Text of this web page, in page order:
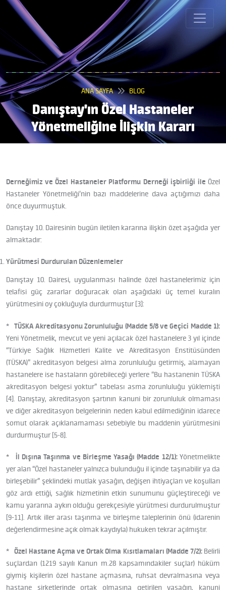
ANA SAYFA BLOG
Danıştay'ın Özel Hastaneler
Yönetmeliğine İlişkin Kararı
Derneğimiz ve Özel Hastaneler Platformu Derneği işbirliği ile Özel
Hastaneler Yönetmeliği’nin bazı maddelerine dava açtığımızı daha
önce duyurmuştuk.
Danıştay 10. Dairesinin bugün iletilen kararına ilişkin özet aşağıda yer
almaktadır:
Yürütmesi Durdurulan Düzenlemeler
Danıştay 10. Dairesi, uygulanması halinde özel hastanelerimiz için
telafisi güç zararlar doğuracak olan aşağıdaki üç temel kuralın
yürütmesini oy çokluğuyla durdurmuştur [3]:
* TÜSKA Akreditasyonu Zorunluluğu (Madde 5/8 ve Geçici Madde 1):
Yeni Yönetmelik, mevcut ve yeni açılacak özel hastanelere 3 yıl içinde
“Türkiye Sağlık Hizmetleri Kalite ve Akreditasyon Enstitüsünden
(TÜSKA)” akreditasyon belgesi alma zorunluluğu getirmiş, alamayan
hastanelere ise hastaların görebileceği yerlere “Bu hastanenin TÜSKA
akreditasyon belgesi yoktur” tabelası asma zorunluluğu yüklemişti
[4]. Danıştay, akreditasyon şartının kanuni bir zorunluluk olmaması
ve diğer akreditasyon belgelerinin neden kabul edilmediğinin idarece
somut olarak açıklanamaması sebebiyle bu maddenin yürütmesini
durdurmuştur [5-8].
* İl Dışına Taşınma ve Birleşme Yasağı (Madde 12/1):Yönetmelikte
yer alan “Özel hastaneler yalnızca bulunduğu il içinde taşınabilir ya da
birleşebilir” şeklindeki mutlak yasağın, değişen ihtiyaçları ve koşulları
göz ardı ettiği, sağlık hizmetinin etkin sunumunu güçleştireceği ve
kamu yararına aykırı olduğu gerekçesiyle yürütmesi durdurulmuştur
[9-11]. Artık iller arası taşınma ve birleşme taleplerinin önü (idarenin
değerlendirmesine açık olmak kaydıyla) hukuken tekrar açılmıştır.
* Özel Hastane Açma ve Ortak Olma Kısıtlamaları (Madde 7/2):Belirli
suçlardan (1219 sayılı Kanun m.28 kapsamındakiler suçlar) hüküm
giymiş kişilerin özel hastane açmasına, ruhsat devralmasına veya
hastane şirketlerinde ortak olmasına getirilen yasağın, kanuni